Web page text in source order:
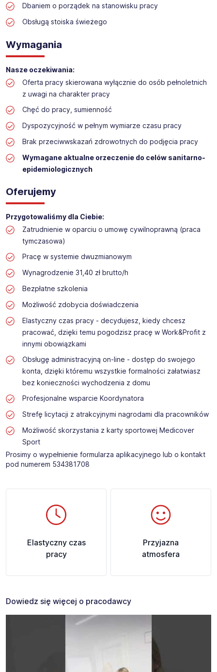
stanowisko:
Praca w sklepie spożywczym
Dbaniem o porządek na stanowisku pracy
Obsługą stoiska świeżego
Wymagania
Nasze oczekiwania:
Oferta pracy skierowana wyłącznie do osób pełnoletnich
z uwagi na charakter pracy
Chęć do pracy, sumienność
Dyspozycyjność w pełnym wymiarze czasu pracy
Brak przeciwwskazań zdrowotnych do podjęcia pracy
Wymagane aktualne orzeczenie do celów sanitarno-
epidemiologicznych
Oferujemy
Przygotowaliśmy dla Ciebie:
Zatrudnienie w oparciu o umowę cywilnoprawną (praca
tymczasowa)
Pracę w systemie dwuzmianowym
Wynagrodzenie 31,40 zł brutto/h
Bezpłatne szkolenia
Możliwość zdobycia doświadczenia
Elastyczny czas pracy - decydujesz, kiedy chcesz
pracować, dzięki temu pogodzisz pracę w Work&Profit z
innymi obowiązkami
Obsługę administracyjną on-line - dostęp do swojego
konta, dzięki któremu wszystkie formalności załatwiasz
bez konieczności wychodzenia z domu
Profesjonalne wsparcie Koordynatora
Strefę licytacji z atrakcyjnymi nagrodami dla pracowników
Możliwość skorzystania z karty sportowej Medicover
Sport
Prosimy o wypełnienie formularza aplikacyjnego lub o kontakt
pod numerem 534381708​​
Elastyczny czas
pracy
Przyjazna
atmosfera
Dowiedz się więcej o pracodawcy